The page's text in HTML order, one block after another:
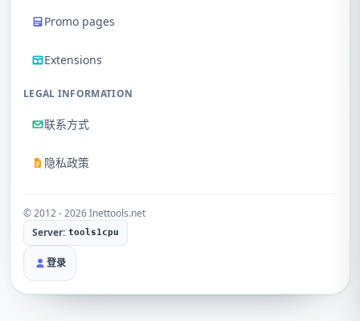
Promo pages
Extensions
LEGAL INFORMATION
联系方式
隐私政策
© 2012 - 2026 Inettools.net
Server: tools1cpu
登录